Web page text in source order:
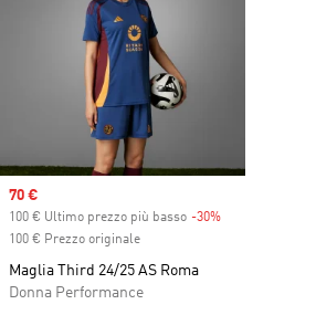
Sale price
70 €
100 € Ultimo prezzo più basso -30%
100 € Prezzo originale
Maglia Third 24/25 AS Roma
Donna Performance